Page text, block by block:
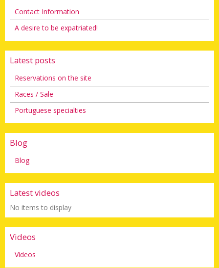
Contact Information
A desire to be expatriated!
Latest posts
Reservations on the site
Races / Sale
Portuguese specialties
Blog
Blog
Latest videos
No items to display
Videos
Videos